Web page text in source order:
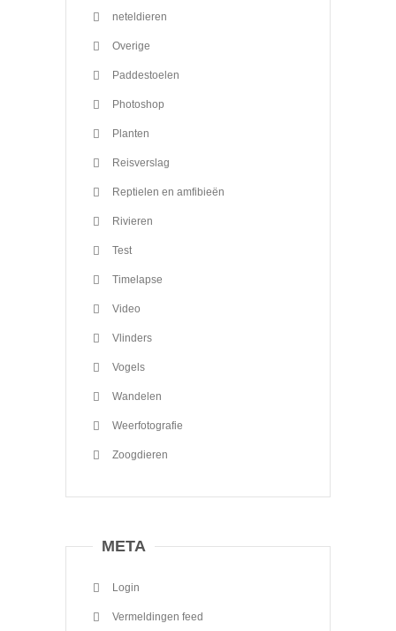
neteldieren
Overige
Paddestoelen
Photoshop
Planten
Reisverslag
Reptielen en amfibieën
Rivieren
Test
Timelapse
Video
Vlinders
Vogels
Wandelen
Weerfotografie
Zoogdieren
META
Login
Vermeldingen feed